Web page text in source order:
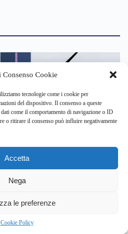
Consenso Cookie
tecnologie come i cookie per
del dispositivo. Il consenso a queste
come il comportamento di navigazione o ID
o ritirare il consenso può influire negativamente
Accetta
Nega
le preferenze
Cookie Policy
TRAUMI
intervenire entro 24 ore
e mentale?
riscrivendo la nostra
8, 2026